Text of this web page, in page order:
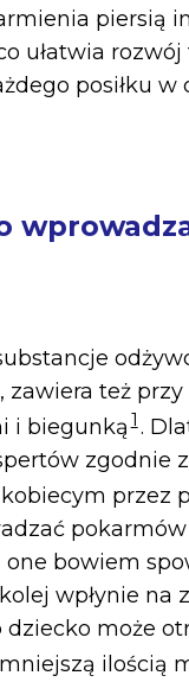
piersią
ułatwia
posiłku
też
i biegunką 1 .
zgodnie
przez
bowiem
wpłynie na
może
ilością